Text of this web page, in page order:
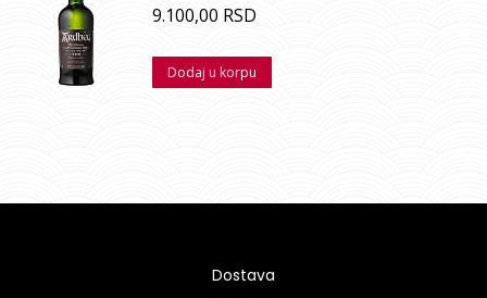
9.100,00 RSD
Dodaj u korpu
Dostava